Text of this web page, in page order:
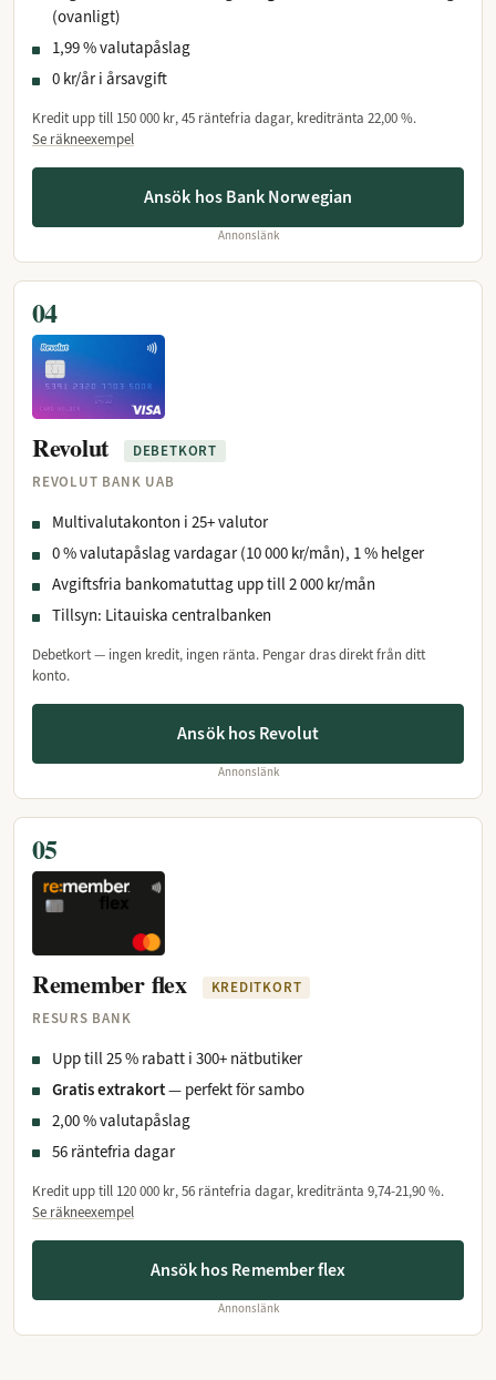
(ovanligt)
1,99 % valutapåslag
0 kr/år i årsavgift
Kredit upp till 150 000 kr, 45 räntefria dagar, kreditränta 22,00 %.
Se räkneexempel
Ansök hos Bank Norwegian
Annonslänk
04
Revolut
DEBETKORT
REVOLUT BANK UAB
Multivalutakonton i 25+ valutor
0 % valutapåslag vardagar (10 000 kr/mån), 1 % helger
Avgiftsfria bankomatuttag upp till 2 000 kr/mån
Tillsyn: Litauiska centralbanken
Debetkort — ingen kredit, ingen ränta. Pengar dras direkt från ditt
konto.
Ansök hos Revolut
Annonslänk
05
Remember flex
KREDITKORT
RESURS BANK
Upp till 25 % rabatt i 300+ nätbutiker
Gratis extrakort— perfekt för sambo
2,00 % valutapåslag
56 räntefria dagar
Kredit upp till 120 000 kr, 56 räntefria dagar, kreditränta 9,74-21,90 %.
Se räkneexempel
Ansök hos Remember flex
Annonslänk